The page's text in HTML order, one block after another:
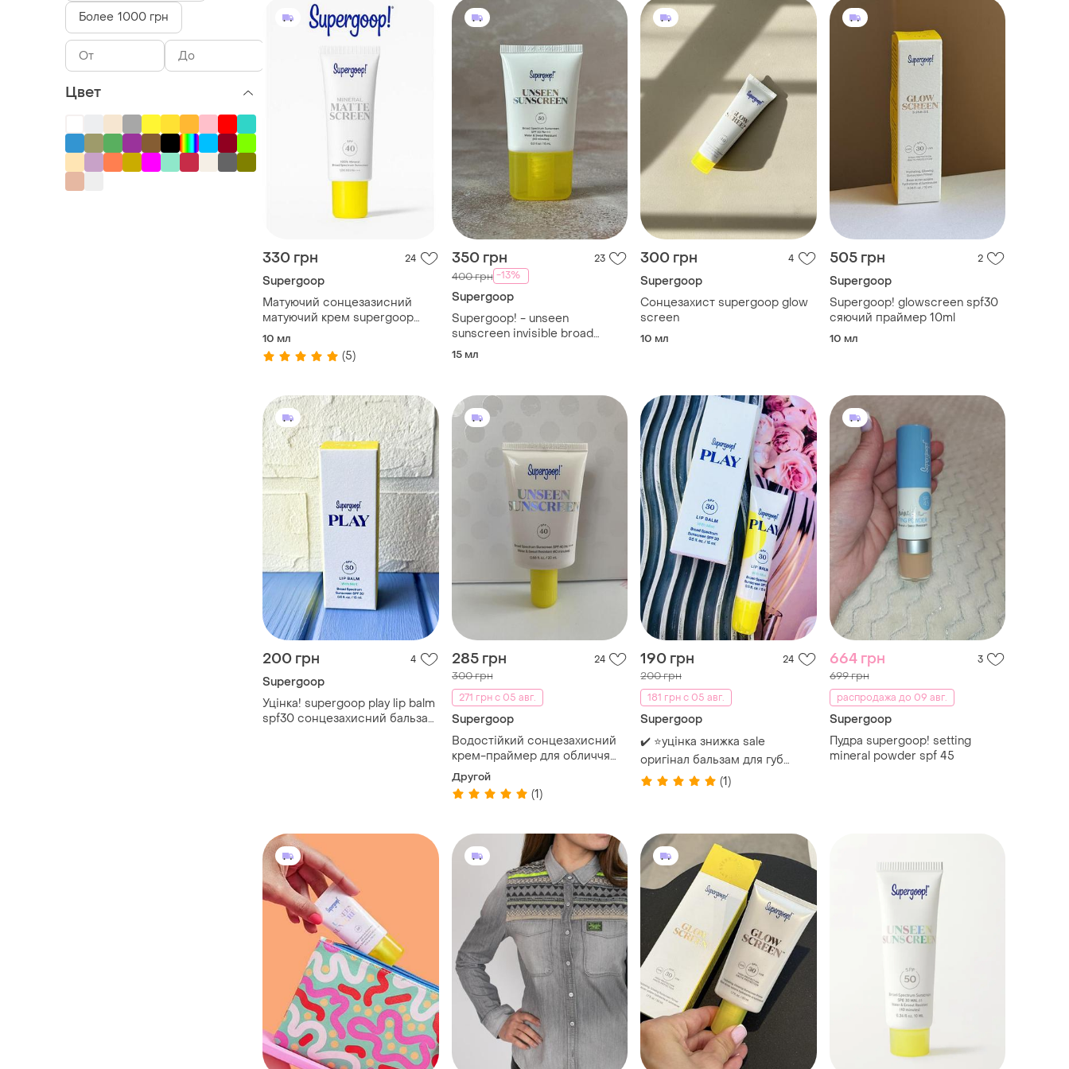
330 грн 24
Supergoop
Матуючий сонцезазисний
матуючий крем supergoop
matte mineral mattescreen spf
40 , 10 ml
10 мл
(5)
350 грн 23
400 грн -13%
Supergoop
Supergoop! - unseen
sunscreen invisible broad
spectrum spf 50 pa+++ -
15 мл
300 грн 4
Supergoop
Сонцезахист supergoop glow
screen
10 мл
505 грн 2
Supergoop
Supergoop! glowscreen spf30
сяючий праймер 10ml
10 мл
200 грн 4
Supergoop
Уцінка! supergoop play lip balm
spf30 сонцезахисний бальзам
285 грн 24
300 грн
271 грн с 05 авг.
Supergoop
Водостійкий сонцезахисний
крем-праймер для обличчя
supergoop! unseen sunscreen
spf 40 pa+++ 20 мл
Другой
(1)
190 грн 24
200 грн
181 грн с 05 авг.
Supergoop
✔️ ⭐️уцінка знижка sale
оригінал бальзам для губ
supergoop play spf 30 lip balm
mint
(1)
664 грн 3
699 грн
распродажа до 09 авг.
Supergoop
Пудра supergoop! setting
mineral powder spf 45
Более 1000 грн
Цвет